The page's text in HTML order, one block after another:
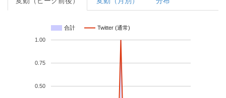
合計 Twitter (通常)
0.50
0.75
1.00